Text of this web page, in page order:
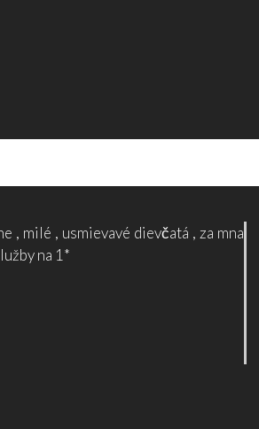
, milé , usmievavé dievčatá , za mna
na 1*